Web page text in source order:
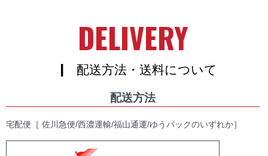
DELIVERY
| 配送方法・送料について
配送方法
宅配便［ 佐川急便/西濃運輸/福山通運/ゆうパックのいずれか］